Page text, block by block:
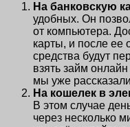
На банковскую
удобных. Он
от компьютера.
карты, и после ее
средства будут
взять займ
мы уже
На кошелек в
В этом случае
через несколько